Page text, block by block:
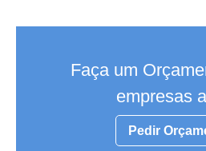
Faça um
empresas
Pedir